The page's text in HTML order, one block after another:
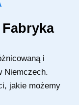
i
Niemczech.
jakie możemy